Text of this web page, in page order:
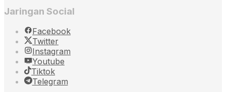
Jaringan Social
Facebook
Twitter
Instagram
Youtube
Tiktok
Telegram